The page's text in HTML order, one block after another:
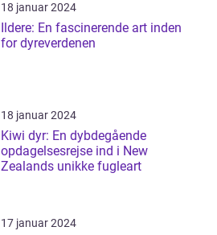
18 januar 2024
Ildere: En fascinerende art inden
for dyreverdenen
18 januar 2024
Kiwi dyr: En dybdegående
opdagelsesrejse ind i New
Zealands unikke fugleart
17 januar 2024